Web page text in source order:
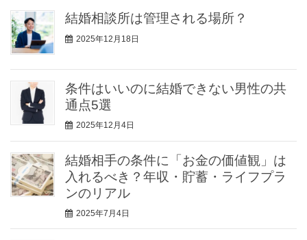
結婚相談所は管理される場所？
2025年12月18日
条件はいいのに結婚できない男性の共
通点5選
2025年12月4日
結婚相手の条件に「お金の価値観」は
入れるべき？年収・貯蓄・ライフプラ
ンのリアル
2025年7月4日